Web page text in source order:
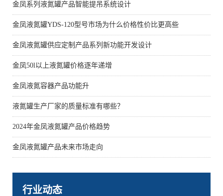
金凤系列液氮罐产品智能提吊系统设计
金凤液氮罐YDS-120型号市场为什么价格性价比更高些
金凤液氮罐供应定制产品系列新功能开发设计
金凤50l以上液氮罐价格逐年递增
金凤液氮容器产品功能升
液氮罐生产厂家的质量标准有哪些？
2024年金凤液氮罐产品价格趋势
金凤液氮罐产品未来市场走向
行业动态